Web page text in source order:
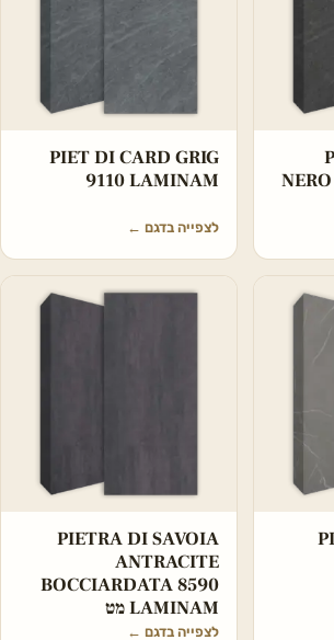
PIET DI CARD GRIG
9110 LAMINAM
לצפייה בדגם ←
PIETRA DI SAVOIA
ANTRACITE
BOCCIARDATA 8590
LAMINAM מט
לצפייה בדגם ←